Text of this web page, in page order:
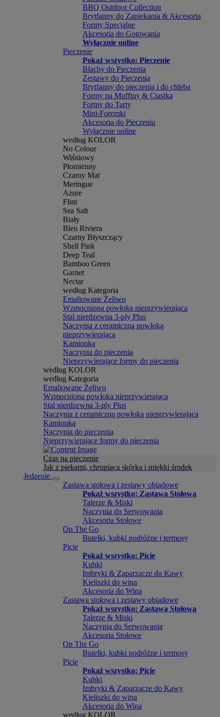
BBQ Outdoor Collection
Brytfanny do Zapiekania & Akcesoria
Formy Specjalne
Akcesoria do Gotowania
Wyłącznie online
Pieczenie
Pokaż wszystko: Pieczenie
Blachy do Pieczenia
Zestawy do Pieczenia
Brytfanny do pieczenia i do chleba
Formy na Muffiny & Ciastka
Formy do Tarty
Mini-Foremki
Akcesoria do Pieczenia
Wyłącznie online
według KOLOR
No Colour
Wiśniowy
Płomienny
Czarny Mat
Meringue
Azure
Flint
Sea Salt
Biały
Bleu Riviera
Czarny Błyszczący
Shell Pink
Deep Teal
Bamboo Green
Garnet
Nectar
według Kategoria
Emaliowane Żeliwo
Wzmocniona powłoka nieprzywierająca
Stal nierdzewna 3-ply Plus
Naczynia z ceramiczną powłoką
nieprzywierająca
Kamionka
Naczynia do pieczenia
Nieprzywierające formy do pieczenia
według KOLOR
według Kategoria
Emaliowane Żeliwo
Wzmocniona powłoka nieprzywierająca
Stal nierdzewna 3-ply Plus
Naczynia z ceramiczną powłoką nieprzywierająca
Kamionka
Naczynia do pieczenia
Nieprzywierające formy do pieczenia
Czas na pieczenie
Jak z piekarni, chrupiąca skórka i miękki środek
Jedzenie
Zastawa stołowa i zestawy obiadowe
Pokaż wszystko: Zastawa Stołowa
Talerze & Miski
Naczynia do Serwowania
Akcesoria Stołowe
On The Go
Butelki, kubki podróżne i termosy
Picie
Pokaż wszystko: Picie
Kubki
Imbryki & Zaparzacze do Kawy
Kieliszki do wina
Akcesoria do Wina
Zastawa stołowa i zestawy obiadowe
Pokaż wszystko: Zastawa Stołowa
Talerze & Miski
Naczynia do Serwowania
Akcesoria Stołowe
On The Go
Butelki, kubki podróżne i termosy
Picie
Pokaż wszystko: Picie
Kubki
Imbryki & Zaparzacze do Kawy
Kieliszki do wina
Akcesoria do Wina
według KOLOR